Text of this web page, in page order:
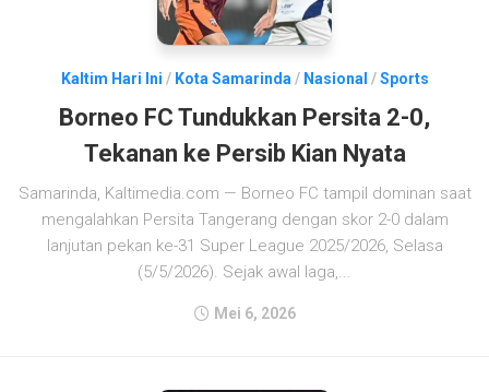
Kaltim Hari Ini / Kota Samarinda / Nasional /Sports
Borneo FC Tundukkan Persita 2-0,
Tekanan ke Persib Kian Nyata
Samarinda, Kaltimedia.com — Borneo FC tampil dominan saat
mengalahkan Persita Tangerang dengan skor 2-0 dalam
lanjutan pekan ke-31 Super League 2025/2026, Selasa
(5/5/2026). Sejak awal laga,...
Mei 6, 2026